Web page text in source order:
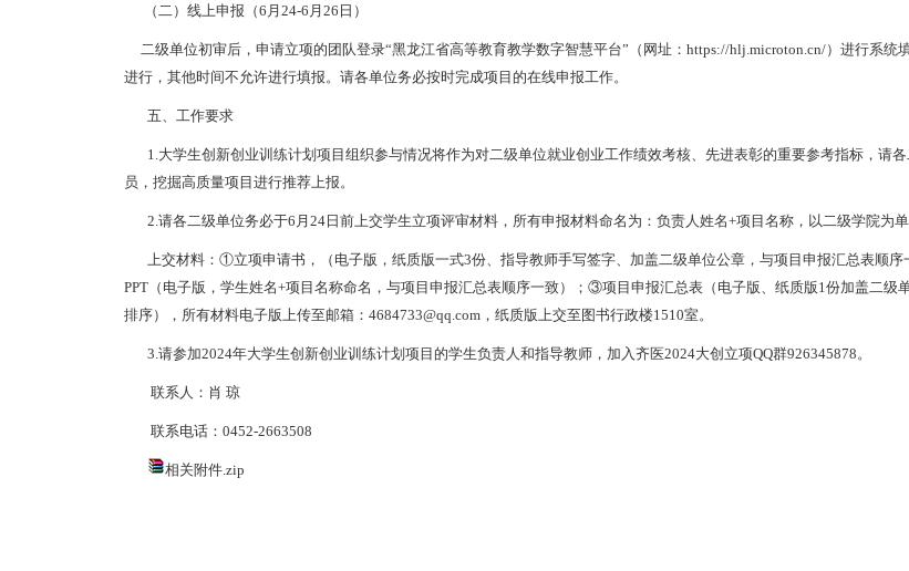
（二）线上申报（6月24-6月26日）
二级单位初审后，申请立项的团队登录“黑龙江省高等教育教学数字智慧平台”（网址：https://hlj.microton.cn/）进行系统
进行，其他时间不允许进行填报。请各单位务必按时完成项目的在线申报工作。
五、工作要求
1.大学生创新创业训练计划项目组织参与情况将作为对二级单位就业创业工作绩效考核、先进表彰的重要参考指标，请各
员，挖掘高质量项目进行推荐上报。
2.请各二级单位务必于6月24日前上交学生立项评审材料，所有申报材料命名为：负责人姓名+项目名称，以二级学院为单
上交材料：①立项申请书，（电子版，纸质版一式3份、指导教师手写签字、加盖二级单位公章，与项目申报汇总表顺
PPT（电子版，学生姓名+项目名称命名，与项目申报汇总表顺序一致）；③项目申报汇总表（电子版、纸质版1份加盖二级
排序），所有材料电子版上传至邮箱：4684733@qq.com，纸质版上交至图书行政楼1510室。
3.请参加2024年大学生创新创业训练计划项目的学生负责人和指导教师，加入齐医2024大创立项QQ群926345878。
联系人：肖 琼
联系电话：0452-2663508
相关附件.zip